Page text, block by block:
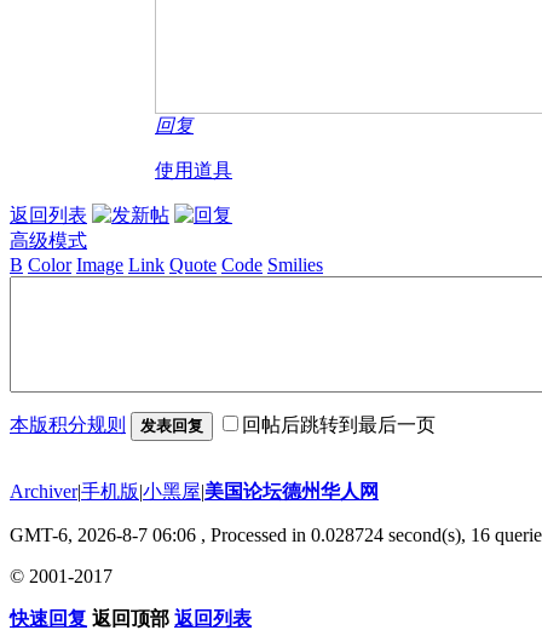
回复
使用道具
返回列表
高级模式
B Color Image Link Quote Code Smilies
本版积分规则 发表回复 回帖后跳转到最后一页
Archiver|手机版|小黑屋|美国论坛德州华人网
GMT-6, 2026-8-7 06:06 , Processed in 0.028724 second(s), 16
© 2001-2017
快速回复 返回顶部 返回列表